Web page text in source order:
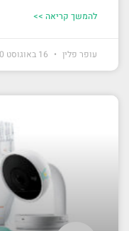
להמשך קריאה >>
עופר פלין